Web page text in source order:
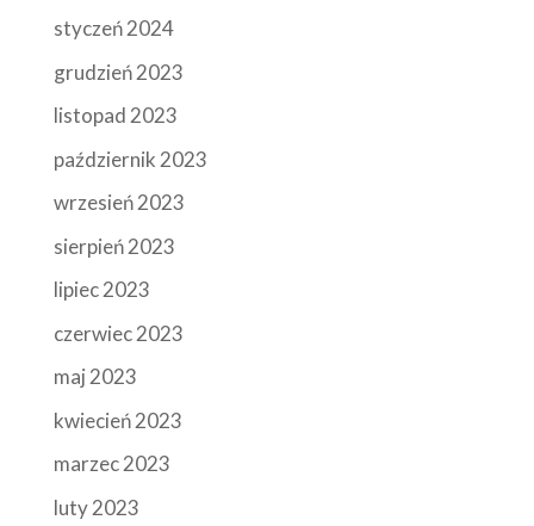
styczeń 2024
grudzień 2023
listopad 2023
październik 2023
wrzesień 2023
sierpień 2023
lipiec 2023
czerwiec 2023
maj 2023
kwiecień 2023
marzec 2023
luty 2023